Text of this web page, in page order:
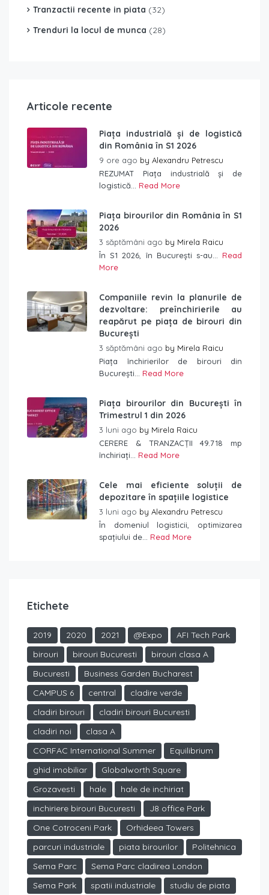
Tranzactii recente in piata (32)
Trenduri la locul de munca (28)
Articole recente
Piața industrială și de logistică
din România în S1 2026
9 ore ago by Alexandru Petrescu
REZUMAT Piața industrială și de
logistică... Read More
Piața birourilor din România în S1
2026
3 săptămâni ago by Mirela Raicu
În S1 2026, în București s-au... Read
More
Companiile revin la planurile de
dezvoltare: preînchirierile au
reapărut pe piața de birouri din
București
3 săptămâni ago by Mirela Raicu
Piața închirierilor de birouri din
București... Read More
Piața birourilor din București în
Trimestrul 1 din 2026
3 luni ago by Mirela Raicu
CERERE & TRANZACȚII 49.718 mp
închiriați... Read More
Cele mai eficiente soluții de
depozitare în spațiile logistice
3 luni ago by Alexandru Petrescu
În domeniul logisticii, optimizarea
spațiului de... Read More
Etichete
2019 2020 2021 @Expo
AFI Tech Park
birouri
birouri Bucuresti
birouri clasa A
Bucuresti
Business Garden Bucharest
CAMPUS 6
central
cladire verde
cladiri birouri
cladiri birouri Bucuresti
cladiri noi
clasa A
CORFAC International Summer
Equilibrium
ghid imobiliar
Globalworth Square
Grozavesti
hale
hale de inchiriat
inchiriere birouri Bucuresti
J8 office Park
One Cotroceni Park
Orhideea Towers
parcuri industriale
piata birourilor
Politehnica
Sema Parc
Sema Parc cladirea London
Sema Park
spatii industriale
studiu de piata